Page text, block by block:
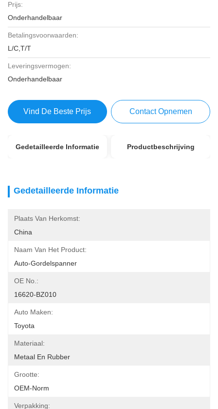
Prijs:
Onderhandelbaar
Betalingsvoorwaarden:
L/C,T/T
Leveringsvermogen:
Onderhandelbaar
Vind De Beste Prijs Contact Opnemen
Gedetailleerde Informatie Productbeschrijving
Gedetailleerde Informatie
Plaats Van Herkomst:
China
Naam Van Het Product:
Auto-Gordelspanner
OE No.:
16620-BZ010
Auto Maken:
Toyota
Materiaal:
Metaal En Rubber
Grootte:
OEM-Norm
Verpakking: